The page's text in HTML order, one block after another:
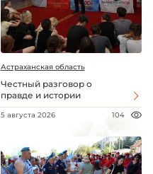
Астраханская область
Честный разговор о
правде и истории
5 августа 2026 104